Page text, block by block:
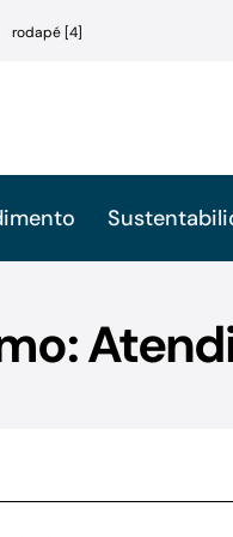
rodapé [4]